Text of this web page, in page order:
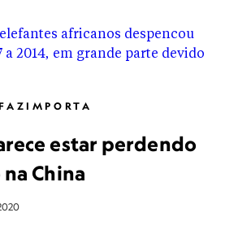
estar perdendo
China